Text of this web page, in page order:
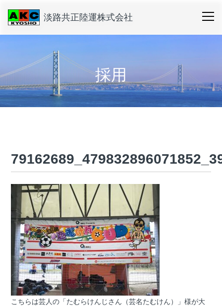
淡路共正陸運株式会社
採用
こちらは芸人の「たむらけんじさん（芸名たむけん）」様が大